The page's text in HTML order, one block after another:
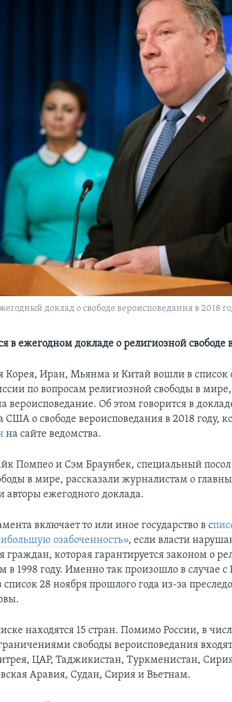
доклад о свободе вероисповедания в 2018
в ежегодном докладе о религиозной свободе
Корея, Иран, Мьянма и Китай вошли в список
по вопросам религиозной свободы в
вероисповедание. Об этом говорится в
США о свободе вероисповедания в 2018 году,
на сайте ведомства.
Помпео и Сэм Браунбек, специальный
в мире, рассказали журналистам о
ежегодного доклада.
включает то или иное государство в с
озабоченность», если власти
граждан, которая гарантируется законом о
в 1998 году. Именно так произошло в случае с
28 ноября прошлого года из-за
находятся 15 стран. Помимо России, в
свободы вероисповедания
ЦАР, Таджикистан, Туркменистан,
Аравия, Судан, Сирия и Вьетнам.